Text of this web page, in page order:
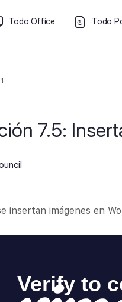
Todo Office Todo
7.5:
insertan imágenes en